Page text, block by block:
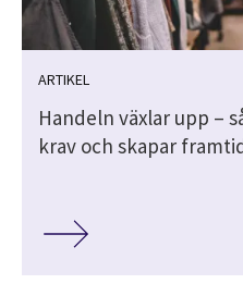
ARTIKEL
Handeln växlar upp –
krav och skapar